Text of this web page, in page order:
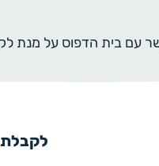
עם בית הדפוס על מנת
לקבלת